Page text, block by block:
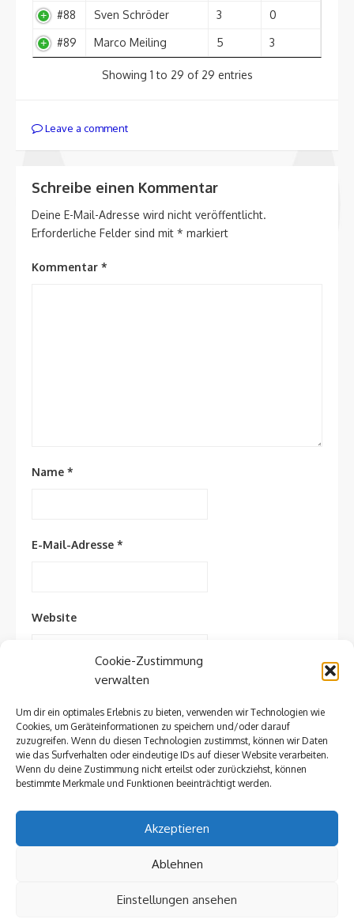
Cookie-Zustimmung
verwalten
Um dir ein optimales Erlebnis zu bieten, verwenden wir Technologien wie
Cookies, um Geräteinformationen zu speichern und/oder darauf
zuzugreifen. Wenn du diesen Technologien zustimmst, können wir Daten
wie das Surfverhalten oder eindeutige IDs auf dieser Website verarbeiten.
Wenn du deine Zustimmung nicht erteilst oder zurückziehst, können
bestimmte Merkmale und Funktionen beeinträchtigt werden.
Akzeptieren
Ablehnen
Einstellungen ansehen
#88 Sven Schröder 3 0
#89 Marco Meiling 5 3
Showing 1 to 29 of 29 entries
Leave a comment
Schreibe einen Kommentar
Deine E-Mail-Adresse wird nicht veröffentlicht.
Erforderliche Felder sind mit * markiert
Kommentar *
Name *
E-Mail-Adresse *
Website
© 2026 Die Prellböcke